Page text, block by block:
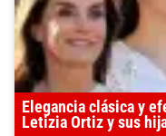
Elegancia clásica y
Letizia Ortiz y sus